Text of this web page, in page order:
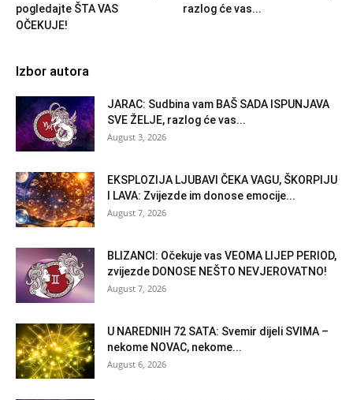
pogledajte ŠTA VAS
OČEKUJE!
razlog će vas...
Izbor autora
JARAC: Sudbina vam BAŠ SADA ISPUNJAVA
SVE ŽELJE, razlog će vas...
August 3, 2026
EKSPLOZIJA LJUBAVI ČEKA VAGU, ŠKORPIJU
I LAVA: Zvijezde im donose emocije...
August 7, 2026
BLIZANCI: Očekuje vas VEOMA LIJEP PERIOD,
zvijezde DONOSE NEŠTO NEVJEROVATNO!
August 7, 2026
U NAREDNIH 72 SATA: Svemir dijeli SVIMA –
nekome NOVAC, nekome...
August 6, 2026